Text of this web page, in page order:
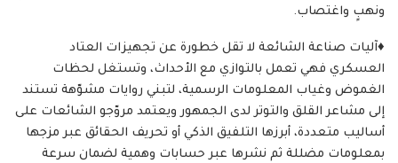
ونهبٍ واغتصاب.
♦️آليات صناعة الشائعة لا تقل خطورة عن تجهيزات العتاد
العسكري فهي تعمل بالتوازي مع الأحداث، وتستغل لحظات
الغموض وغياب المعلومات الرسمية، لتبني روايات مشوّهة تستند
إلى مشاعر القلق والتوتر لدى الجمهور ويعتمد مروّجو الشائعات على
أساليب متعددة، أبرزها التلفيق الذكي أو تحريف الحقائق عبر مزجها
بمعلومات مضللة ثم نشرها عبر حسابات وهمية لضمان سرعة